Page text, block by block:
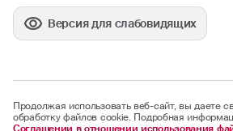
Версия для слабовидящих
Продолжая использовать веб-сайт, вы даете
обработку файлов cookie. Подробная